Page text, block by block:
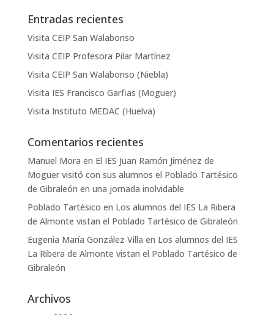
Entradas recientes
Visita CEIP San Walabonso
Visita CEIP Profesora Pilar Martínez
Visita CEIP San Walabonso (Niebla)
Visita IES Francisco Garfias (Moguer)
Visita Instituto MEDAC (Huelva)
Comentarios recientes
Manuel Mora en El IES Juan Ramón Jiménez de
Moguer visitó con sus alumnos el Poblado Tartésico
de Gibraleón en una jornada inolvidable
Poblado Tartésico en Los alumnos del IES La Ribera
de Almonte vistan el Poblado Tartésico de Gibraleón
Eugenia María González Villa en Los alumnos del IES
La Ribera de Almonte vistan el Poblado Tartésico de
Gibraleón
Archivos